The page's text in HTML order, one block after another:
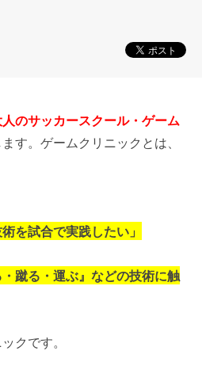
のサッカースクール・ゲーム
す。ゲームクリニックとは、
を試合で実践したい」
・蹴る・運ぶ』などの技術に触
クです。